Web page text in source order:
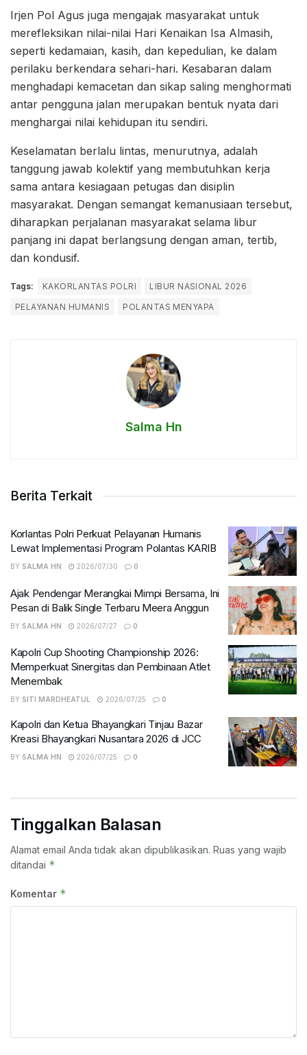
Irjen Pol Agus juga mengajak masyarakat untuk
merefleksikan nilai-nilai Hari Kenaikan Isa Almasih,
seperti kedamaian, kasih, dan kepedulian, ke dalam
perilaku berkendara sehari-hari. Kesabaran dalam
menghadapi kemacetan dan sikap saling menghormati
antar pengguna jalan merupakan bentuk nyata dari
menghargai nilai kehidupan itu sendiri.
Keselamatan berlalu lintas, menurutnya, adalah
tanggung jawab kolektif yang membutuhkan kerja
sama antara kesiagaan petugas dan disiplin
masyarakat. Dengan semangat kemanusiaan tersebut,
diharapkan perjalanan masyarakat selama libur
panjang ini dapat berlangsung dengan aman, tertib,
dan kondusif.
Tags: KAKORLANTAS POLRI
LIBUR NASIONAL 2026
PELAYANAN HUMANIS
POLANTAS MENYAPA
Salma Hn
Berita Terkait
Korlantas Polri Perkuat Pelayanan Humanis
Lewat Implementasi Program Polantas KARIB
BY SALMA HN 2026/07/30 0
Ajak Pendengar Merangkai Mimpi Bersama, Ini
Pesan di Balik Single Terbaru Meera Anggun
BY SALMA HN 2026/07/27 0
Kapolri Cup Shooting Championship 2026:
Memperkuat Sinergitas dan Pembinaan Atlet
Menembak
BY SITI MARDHEATUL 2026/07/25 0
Kapolri dan Ketua Bhayangkari Tinjau Bazar
Kreasi Bhayangkari Nusantara 2026 di JCC
BY SALMA HN 2026/07/25 0
Tinggalkan Balasan
Alamat email Anda tidak akan dipublikasikan. Ruas yang wajib
ditandai *
Komentar *